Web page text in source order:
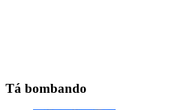
Tá bombando